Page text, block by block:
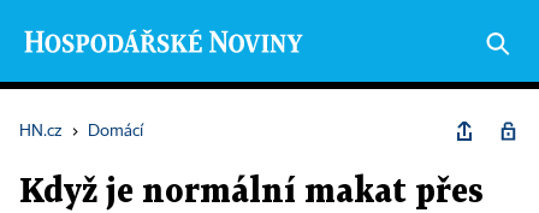
HN.cz › Domácí
Když je normální makat přes